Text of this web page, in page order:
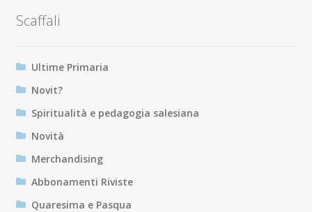
Scaffali
Ultime Primaria
Novit?
Spiritualità e pedagogia salesiana
Novità
Merchandising
Abbonamenti Riviste
Quaresima e Pasqua